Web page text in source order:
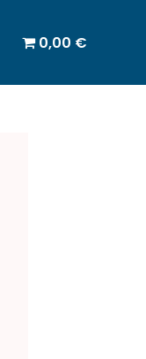
0,00 €